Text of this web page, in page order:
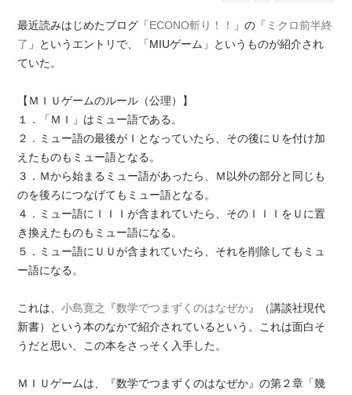
最近読みはじめたブログ「ECONO斬り！！ 」の「 ミクロ前半終
了 」というエントリで、「MIUゲーム」というものが紹介され
ていた。
【ＭＩＵゲームのルール（公理）】
１．「ＭＩ」はミュー語である。
２．ミュー語の最後がＩとなっていたら、その後にＵを付け加
えたものもミュー語となる。
３．Ｍから始まるミュー語があったら、Ｍ以外の部分と同じも
のを後ろにつなげてもミュー語となる。
４．ミュー語にＩＩＩが含まれていたら、そのＩＩＩをＵに置
き換えたものもミュー語になる。
５．ミュー語にＵＵが含まれていたら、それを削除してもミュ
ー語になる。
これは、小島寛之 『数学でつまずくのはなぜか』（講談社現代
新書）という本のなかで紹介されているという。これは面白そ
うだと思い、この本をさっそく入手した。
ＭＩＵゲームは、『数学でつまずくのはなぜか』の第２章「幾